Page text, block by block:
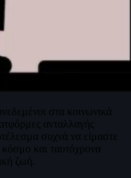
στα κοινωνικά
ανταλλαγής
συχνά να είμαστε
κόσμο και ταυτόχρονα
ζωή.